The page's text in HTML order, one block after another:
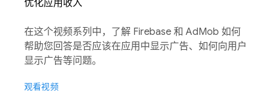
优化应用收入
在这个视频系列中，了解 Firebase 和 AdMob 如何
帮助您回答是否应该在应用中显示广告、如何向用户
显示广告等问题。
观看视频